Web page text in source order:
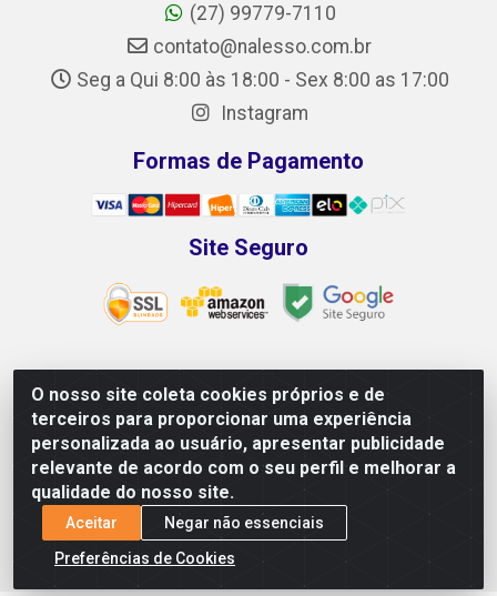
O nosso site coleta cookies próprios e de
terceiros para proporcionar uma experiência
personalizada ao usuário, apresentar publicidade
relevante de acordo com o seu perfil e melhorar a
qualidade do nosso site.
Aceitar
Negar não essenciais
Preferências de Cookies
(27) 99779-7110
contato@nalesso.com.br
Seg a Qui 8:00 às 18:00 - Sex 8:00 as 17:00
Instagram
Formas de Pagamento
Site Seguro
NALESSO DISTRIBUIDORA DE AUTO PEÇAS LTDA -
CNPJ 29.722.419/0001-39 - Rua Paulo Afonso, 10 -
Galpão 02 e 03 - Alecrim, Vila Velha/ES - CEP 29118-033